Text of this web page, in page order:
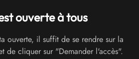
ouverte à tous
ouverte, il suffit de se rendre sur la
de cliquer sur "Demander l'accès".